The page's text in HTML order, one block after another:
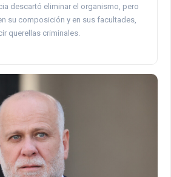
descartó eliminar el organismo, pero
su composición y en sus facultades,
querellas criminales.